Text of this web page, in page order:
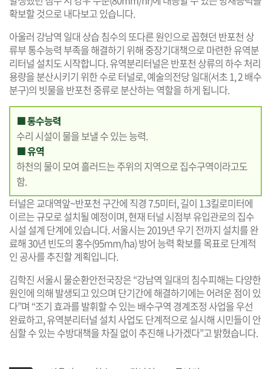
확보할 것으로 내다보고 있습니다.
아울러 강남역 일대 상습 침수의 또다른 원인으로 꼽혔던 반포천 상
류부 통수능력 부족을 해결하기 위해 중장기대책으로 마련한 유역분
리터널 설치도 시작합니다. 유역분리터널은 반포천 상류의 하수 처리
용량을 분산시키기 위한 수로 터널로, 예술의전당 일대(서초 1, 2 배수
분구)의 빗물을 반포천 중류로 분산하는 역할을 하게 됩니다.
■ 통수능력
수리 시설이 물을 보낼 수 있는 능력.
■ 유역
하천의 물이 모여 흘러드는 주위의 지역으로 집수구역이라고도
함.
터널은 교대역앞~반포천 구간에 직경 7.5미터, 길이 1.3킬로미터에
이르는 규모로 설치될 예정이며, 현재 터널 시점부 유입관로의 집수
시설 설계 단계에 있습니다. 서울시는 2019년 우기 전까지 설치를 완
료해 30년 빈도의 홍수(95mm/ha) 방어 능력 확보를 목표로 단계적
인 공사를 추진할 계획입니다.
김학진 서울시 물순환안전국장은 “강남역 일대의 침수피해는 다양한
원인에 의해 발생되고 있으며 단기간에 해결하기에는 어려운 점이 있
다”며 “조기 효과를 발휘할 수 있는 배수구역 경계조정 사업을 우선
완료하고, 유역분리터널 설치 사업도 단계적으로 실시해 시민들이 안
심할 수 있는 수방대책을 차질 없이 추진해 나가겠다”고 밝혔습니다.
기